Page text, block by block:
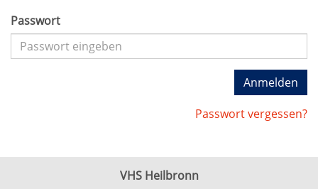
Passwort
Anmelden
Passwort vergessen?
VHS Heilbronn